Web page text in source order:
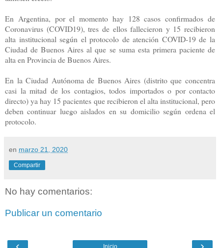
En Argentina, por el momento hay 128 casos confirmados de
Coronavirus (COVID19), tres de ellos fallecieron y 15 recibieron
alta institucional según el protocolo de atención COVID-19 de la
Ciudad de Buenos Aires al que se suma esta primera paciente de
alta en Provincia de Buenos Aires.
En la Ciudad Autónoma de Buenos Aires (distrito que concentra
casi la mitad de los contagios, todos importados o por contacto
directo) ya hay 15 pacientes que recibieron el alta institucional, pero
deben continuar luego aislados en su domicilio según ordena el
protocolo.
en marzo 21, 2020
Compartir
No hay comentarios:
Publicar un comentario
Inicio